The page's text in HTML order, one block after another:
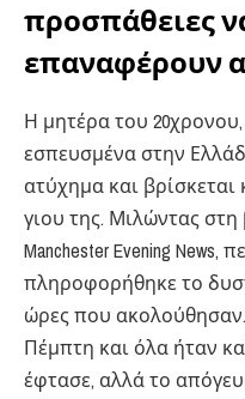
προσπάθειες
επαναφέρουν
Η μητέρα του
εσπευσμένα στην
ατύχημα και
γιου της. Μιλώντας
Manchester Evening
πληροφορήθηκε το
ώρες που
Πέμπτη και όλα ήταν
έφτασε, αλλά το